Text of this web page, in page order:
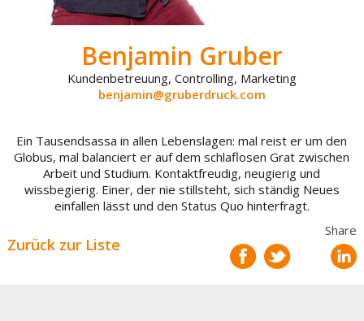
Benjamin Gruber
Kundenbetreuung, Controlling, Marketing
benjamin@gruberdruck.com
Ein Tausendsassa in allen Lebenslagen: mal reist er um den
Globus, mal balanciert er auf dem schlaflosen Grat zwischen
Arbeit und Studium. Kontaktfreudig, neugierig und
wissbegierig. Einer, der nie stillsteht, sich ständig Neues
einfallen lässt und den Status Quo hinterfragt.
Zurück zur Liste
Share